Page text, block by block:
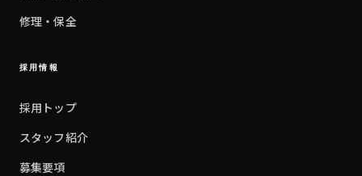
修理・保全
採用情報
採用トップ
スタッフ紹介
募集要項